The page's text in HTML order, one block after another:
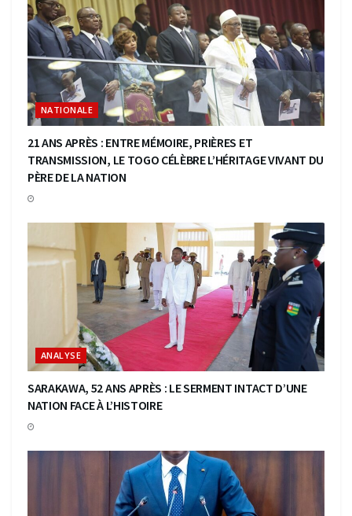
NATIONALE
21 ANS APRÈS : ENTRE MÉMOIRE, PRIÈRES ET
TRANSMISSION, LE TOGO CÉLÈBRE L’HÉRITAGE VIVANT DU
PÈRE DE LA NATION
ANALYSE
SARAKAWA, 52 ANS APRÈS : LE SERMENT INTACT D’UNE
NATION FACE À L’HISTOIRE